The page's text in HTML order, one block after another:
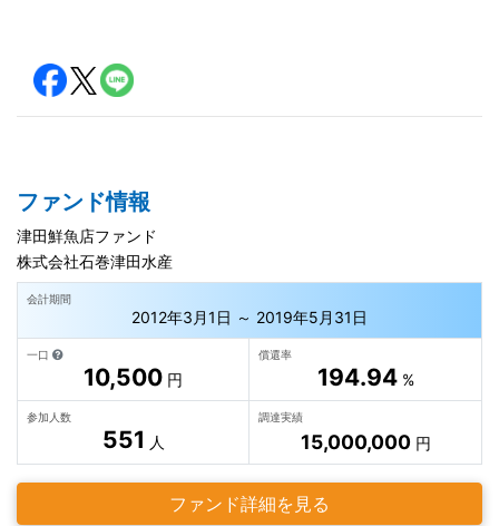
ファンド情報
津田鮮魚店ファンド
株式会社石巻津田水産
会計期間
2012年3月1日 ～ 2019年5月31日
一口
10,500 円
償還率
194.94%
参加人数
551 人
調達実績
15,000,000円
ファンド詳細を見る